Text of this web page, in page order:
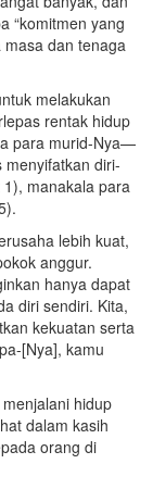
“komitmen yang
dan tenaga
melakukan
rentak hidup
para murid-Nya—
menyifatkan diri-
1), manakala para
lebih kuat,
anggur.
hanya dapat
diri sendiri. Kita,
kekuatan serta
[Nya], kamu
hidup
dalam kasih
orang di